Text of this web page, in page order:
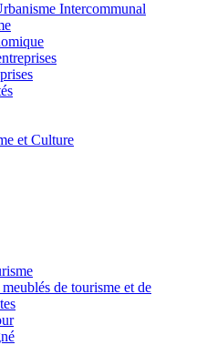
Intercommunal
et Culture
de tourisme et de